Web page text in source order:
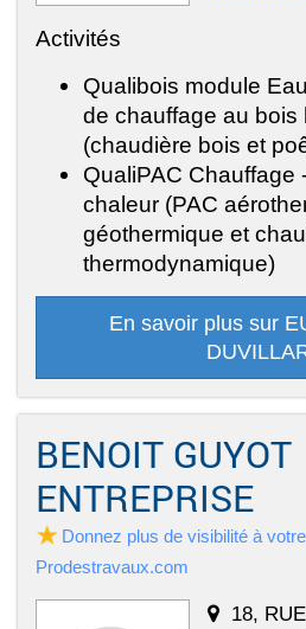
Activités
Qualibois module
de chauffage au bois
(chaudière bois et
QualiPAC Chauffage
chaleur (PAC
géothermique et
thermodynamique)
En savoir plus sur
BENOIT GUYOT
ENTREPRISE
Donnez plus de visibilité à
Prodestravaux.com
18,